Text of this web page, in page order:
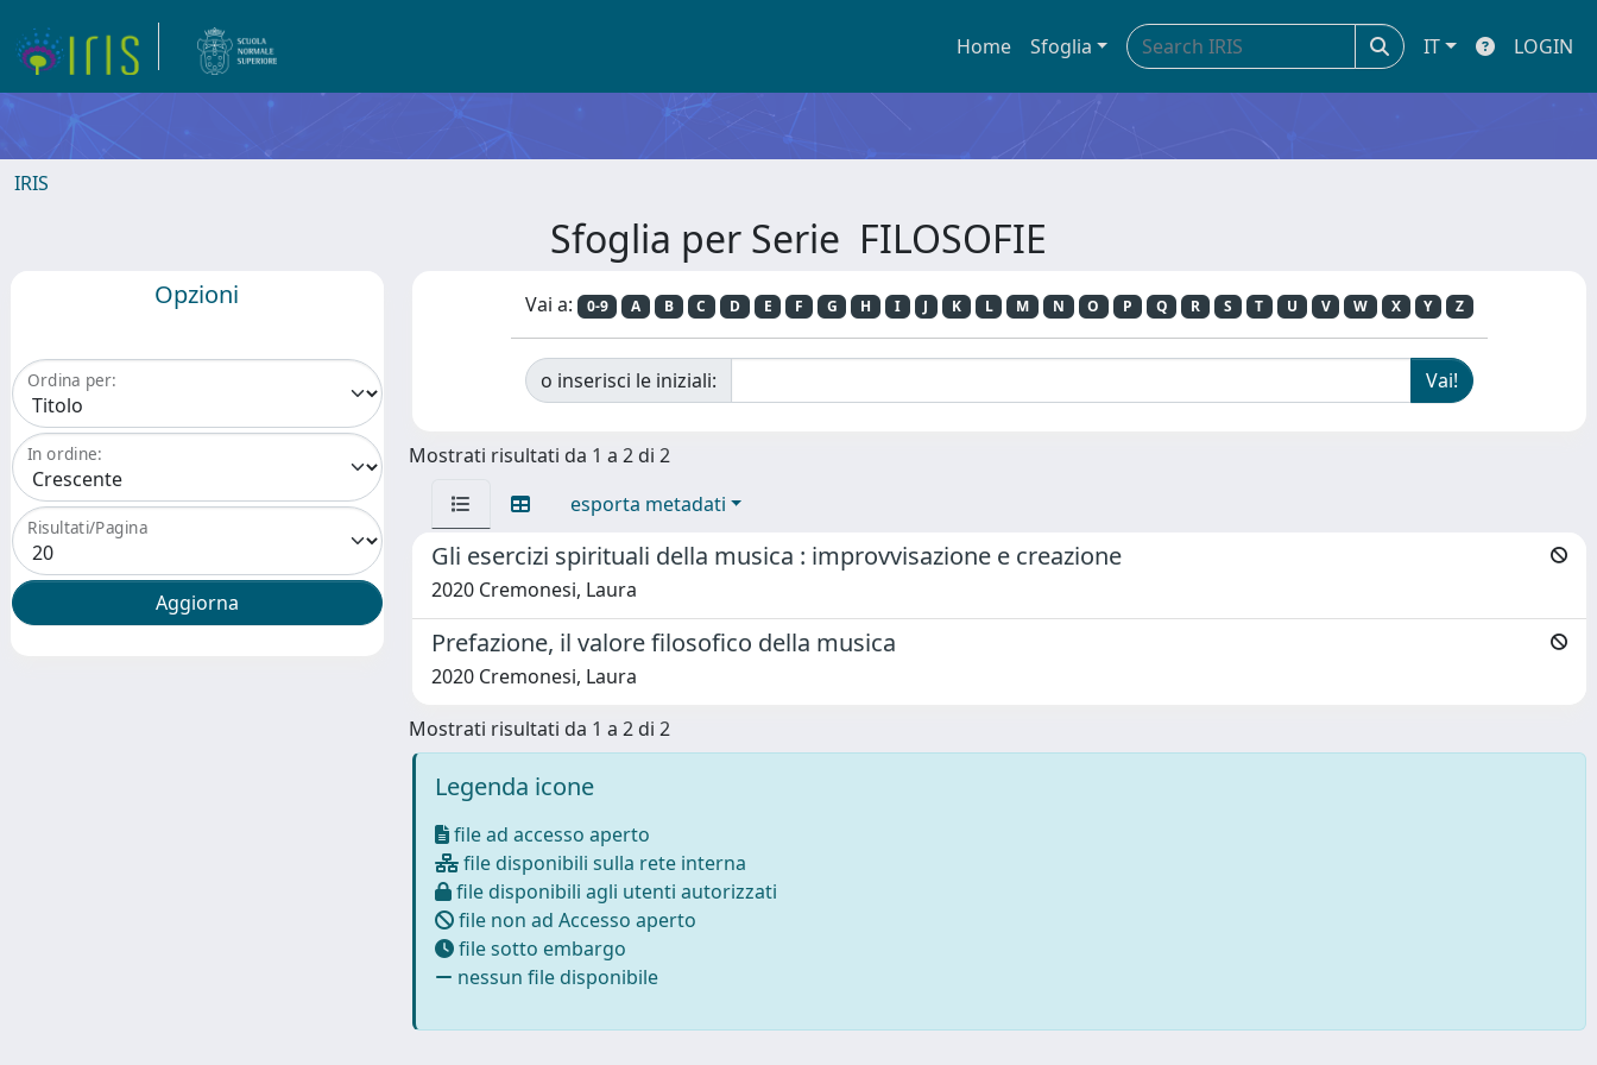
Home Sfoglia IT LOGIN
IRIS
Sfoglia per Serie FILOSOFIE
Opzioni
Ordina per:
In ordine:
Risultati/Pagina
Vai a: 0-9 A B C D E F G H I J K L M N O P Q R S T U V W X Y Z
o inserisci le iniziali:
Mostrati risultati da 1 a 2 di 2
esporta metadati
Gli esercizi spirituali della musica : improvvisazione e creazione
2020 Cremonesi, Laura
Prefazione, il valore filosofico della musica
2020 Cremonesi, Laura
Mostrati risultati da 1 a 2 di 2
Legenda icone
file ad accesso aperto
file disponibili sulla rete interna
file disponibili agli utenti autorizzati
file non ad Accesso aperto
file sotto embargo
nessun file disponibile